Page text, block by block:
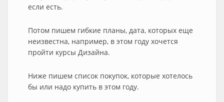
если есть.
Потом пишем гибкие планы, дата, которых еще
неизвестна, например, в этом году хочется
пройти курсы Дизайна.
Ниже пишем список покупок, которые хотелось
бы или надо купить в этом году.